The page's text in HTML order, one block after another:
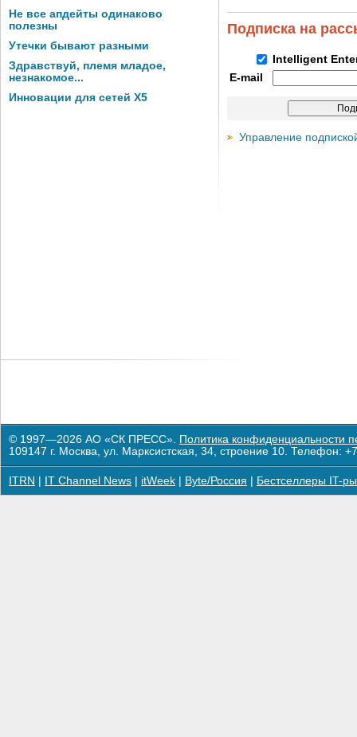
Не все апдейты одинаково
полезны
Утечки бывают разными
Здравствуй, племя младое,
незнакомое...
Инновации для сетей X5
Подписка на
Intelligent
E-mail
Управление
© 1997—2026 АО «СК ПРЕСС». Политика конфиденциальности
109147 г. Москва, ул. Марксистская, 34, строение 10. Телефон:
ITRN IT Channel News itWeek Byte/Россия Бестселлеры IT-